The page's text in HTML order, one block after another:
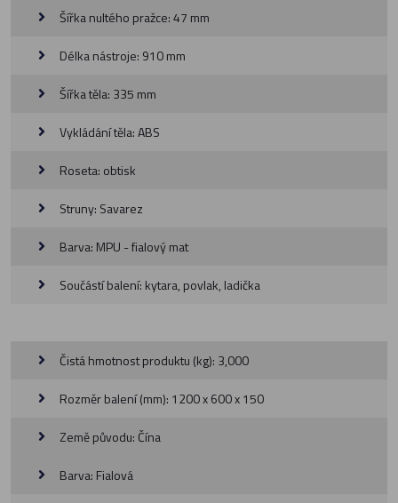
Šířka nultého pražce: 47 mm
Délka nástroje: 910 mm
Šířka těla: 335 mm
Vykládání těla: ABS
Roseta: obtisk
Struny: Savarez
Barva: MPU - fialový mat
Součástí balení: kytara, povlak, ladička
Čistá hmotnost produktu (kg): 3,000
Rozměr balení (mm): 1200 x 600 x 150
Země původu: Čína
Barva: Fialová